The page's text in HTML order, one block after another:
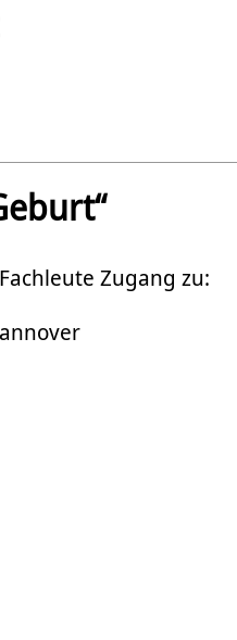
Zugang zu: